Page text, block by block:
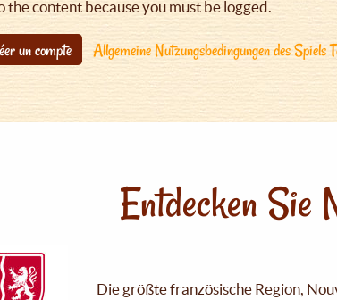
the content because you must be logged.
un compte Allgemeine Nutzungsbedingungen des Spiels
Entdecken Sie
Die größte französische Region,